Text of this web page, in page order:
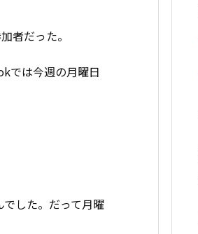
者だった。
では今週の月曜日
した。だって月曜